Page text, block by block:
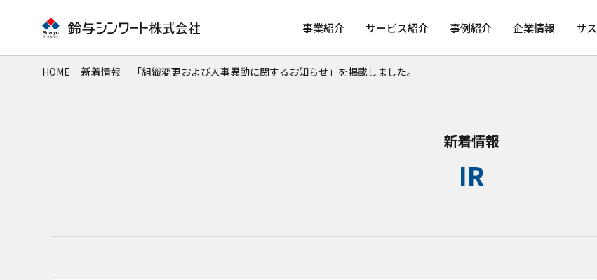
事業紹介 サービス紹介 事例紹介 企業情報 サ
HOME 新着情報 「組織変更および人事異動に関するお知らせ」を掲載しました。
新着情報
IR